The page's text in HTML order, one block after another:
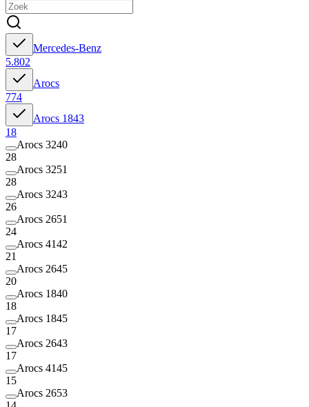
Mercedes-Benz
5.802
Arocs
774
Arocs 1843
18
Arocs 3240
28
Arocs 3251
28
Arocs 3243
26
Arocs 2651
24
Arocs 4142
21
Arocs 2645
20
Arocs 1840
18
Arocs 1845
17
Arocs 2643
17
Arocs 4145
15
Arocs 2653